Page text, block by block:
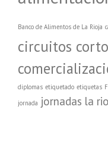
Banco de Alimentos de La Rioja
circuitos
diplomas etiquetado etiquetas
jornada jornadas la